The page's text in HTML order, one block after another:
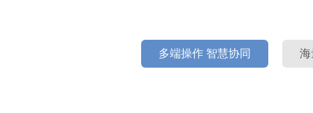
多端操作 智慧协同 海